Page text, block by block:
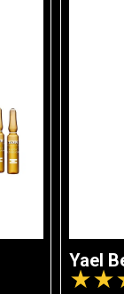
Yael
★★